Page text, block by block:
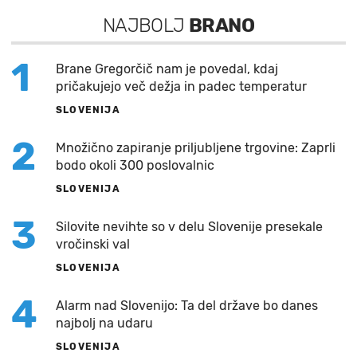
NAJBOLJ BRANO
1
Brane Gregorčič nam je povedal, kdaj
pričakujejo več dežja in padec temperatur
SLOVENIJA
2
Množično zapiranje priljubljene trgovine: Zaprli
bodo okoli 300 poslovalnic
SLOVENIJA
3
Silovite nevihte so v delu Slovenije presekale
vročinski val
SLOVENIJA
4
Alarm nad Slovenijo: Ta del države bo danes
najbolj na udaru
SLOVENIJA